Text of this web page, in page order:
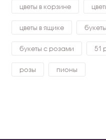
цветы в корзине
цветы в ящике
букеты с розами 51
розы пионы